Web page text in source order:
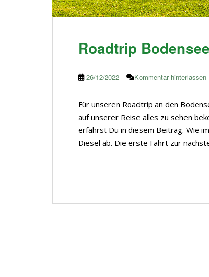
Roadtrip
26/12/2022 Kommentar hinterlassen
Für unseren Roadtrip an den
auf unserer Reise alles zu sehen
erfährst Du in diesem Beitrag. Wie
Diesel ab. Die erste Fahrt zur